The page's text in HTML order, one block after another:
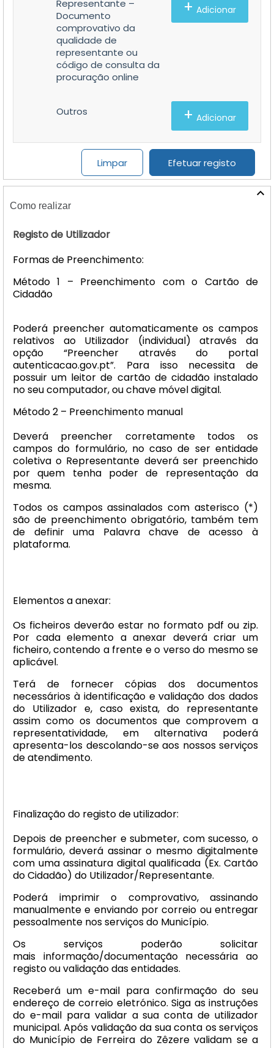
Representante –
Documento
comprovativo da
qualidade de
representante ou
código de consulta da
procuração online
+ Adicionar
Outros + Adicionar
Como realizar
Registo de Utilizador
Formas de Preenchimento:
Método 1 – Preenchimento com o Cartão de
Cidadão
Poderá preencher automaticamente os campos
relativos ao Utilizador (individual) através da
opção “Preencher através do portal
autenticacao.gov.pt”. Para isso necessita de
possuir um leitor de cartão de cidadão instalado
no seu computador, ou chave móvel digital.
Método 2 – Preenchimento manual
Deverá preencher corretamente todos os
campos do formulário, no caso de ser entidade
coletiva o Representante deverá ser preenchido
por quem tenha poder de representação da
mesma.
Todos os campos assinalados com asterisco (*)
são de preenchimento obrigatório, também tem
de definir uma Palavra chave de acesso à
plataforma.
Elementos a anexar:
Os ficheiros deverão estar no formato pdf ou zip.
Por cada elemento a anexar deverá criar um
ficheiro, contendo a frente e o verso do mesmo se
aplicável.
Terá de fornecer cópias dos documentos
necessários à identificação e validação dos dados
do Utilizador e, caso exista, do representante
assim como os documentos que comprovem a
representatividade, em alternativa poderá
apresenta-los descolando-se aos nossos serviços
de atendimento.
Finalização do registo de utilizador:
Depois de preencher e submeter, com sucesso, o
formulário, deverá assinar o mesmo digitalmente
com uma assinatura digital qualificada (Ex. Cartão
do Cidadão) do Utilizador/Representante.
Poderá imprimir o comprovativo, assinando
manualmente e enviando por correio ou entregar
pessoalmente nos serviços do Município.
Os serviços poderão solicitar
mais informação/documentação necessária ao
registo ou validação das entidades.
Receberá um e-mail para confirmação do seu
endereço de correio eletrónico. Siga as instruções
do e-mail para validar a sua conta de utilizador
municipal. Após validação da sua conta os serviços
do Município de Ferreira do Zêzere validam se a